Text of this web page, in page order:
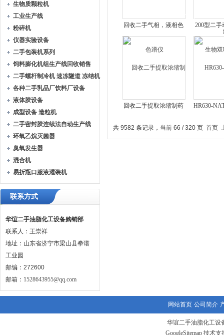
生物质颗粒机
工业生产线
粉碎机
仪器实验设备
二手包装机系列
饲料膨化机组生产线回收销售
二手螺杆制冷机 速冻隧道 冻结机
各种二手乳品厂饮料厂设备
液体胶设备
成型设备 造粒机
二手密封胶连续法自动生产线
环氧乙烷灭菌器
臭氧发生器
混合机
易折瓶口服液灌装机
联系方式
华谊二手油脂化工设备购销部
联系人：王崇祥
地址：山东省济宁市梁山县拳谱
工业园
邮编：272600
邮箱： 1528643955@qq.com
回收二手气相，液相色
谱仪
200型二手
物双
回收二手提取浓缩制药
HR630-
离
共 9582 条记录，当前 66 / 320 页 首页
网站首页 公司简介
华谊二手油脂化工设
GoogleSitemap 技术支